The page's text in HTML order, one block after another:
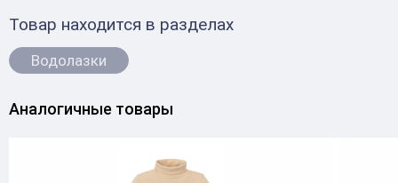
Товар находится в разделах
Водолазки
Аналогичные товары